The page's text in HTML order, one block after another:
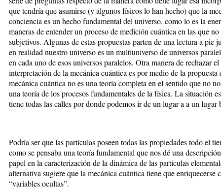
que tendría que asumirse (y algunos físicos lo han hecho) que la
conciencia es un hecho fundamental del universo, como lo es la
maneras de entender un proceso de medición cuántica en las que
subjetivos. Algunas de estas propuestas parten de una lectura a
en realidad nuestro universo es un multiuniverso de universos
en cada uno de esos universos paralelos. Otra manera de rechazar
interpretación de la mecánica cuántica es por medio de la
mecánica cuántica no es una teoría completa en el sentido que no
una teoría de los procesos fundamentales de la física. La situación
tiene todas las calles por donde podemos ir de un lugar a a un lugar
Podría ser que las partículas poseen todas las propiedades todo el
como se pensaba una teoría fundamental que nos dé una
papel en la caracterización de la dinámica de las partículas
alternativa sugiere que la mecánica cuántica tiene que
“variables ocultas”.